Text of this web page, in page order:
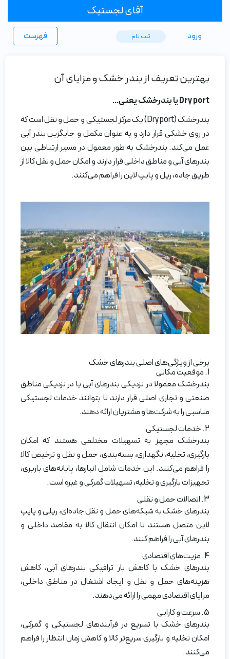
آقای لجستیک
فهرست ورود ثبت ‌نام
بهترین تعریف از بندر خشک و مزایای آن
Dry port یا بندرخشک یعنی…
بندرخشک (Dry port) یک مرکز لجستیکی و حمل و نقل است که
در روی خشکی قرار دارد و به عنوان مکمل و جایگزین بندر آبی
عمل می‌کند. بندرخشک به طور معمول در مسیر ارتباطی بین
بندرهای آبی و مناطق داخلی قرار دارند و امکان حمل و نقل کالا از
طریق جاده، ریل و پایپ لاین را فراهم می‌کنند.
برخی از ویژگی‌های اصلی بندرهای خشک
1. موقعیت مکانی
بندرخشک معمولا در نزدیکی بندرهای آبی یا در نزدیکی مناطق
صنعتی و تجاری اصلی قرار دارند تا بتوانند خدمات لجستیکی
مناسبی را به شرکت‌ها و مشتریان ارائه دهند.
2. خدمات لجستیکی
بندرخشک مجهز به تسهیلات مختلفی هستند که امکان
بارگیری، تخلیه، نگهداری، بسته‌بندی، حمل و نقل و ترخیص کالا
را فراهم می‌کنند. این خدمات شامل انبارها، پایانه‌های باربری،
تجهیزات بارگیری و تخلیه، تسهیلات گمرکی و غیره است.
3. اتصالات حمل و نقلی
بندرهای خشک به شبکه‌های حمل و نقل جاده‌ای، ریلی و پایپ
لاین متصل هستند تا امکان انتقال کالا به مقاصد داخلی و
بندرهای آبی را فراهم کنند.
4. مزیت‌های اقتصادی
بندرهای خشک با کاهش بار ترافیکی بندرهای آبی، کاهش
هزینه‌های حمل و نقل و ایجاد اشتغال در مناطق داخلی،
مزایای اقتصادی مهمی را ارائه می‌دهند.
5. سرعت و کارایی
بندرهای خشک با تسریع در فرآیندهای لجستیکی و گمرکی،
امکان تخلیه و بارگیری سریع‌تر کالا و کاهش زمان انتظار را فراهم
می‌کنند.